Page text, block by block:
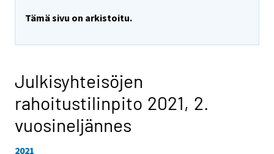
Tämä sivu on arkistoitu.
Julkisyhteisöjen
rahoitustilinpito 2021, 2.
vuosineljännes
2021